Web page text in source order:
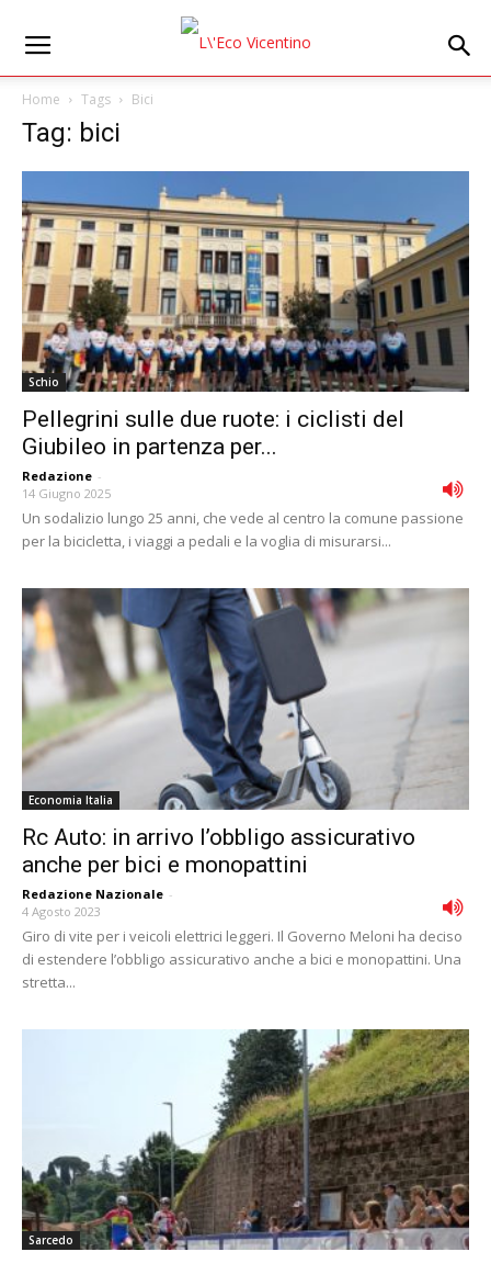
Home Tags Bici
Tag: bici
Schio
Pellegrini sulle due ruote: i ciclisti del
Giubileo in partenza per...
Redazione -
14 Giugno 2025
Un sodalizio lungo 25 anni, che vede al centro la comune passione
per la bicicletta, i viaggi a pedali e la voglia di misurarsi...
Economia Italia
Rc Auto: in arrivo l’obbligo assicurativo
anche per bici e monopattini
Redazione Nazionale -
4 Agosto 2023
Giro di vite per i veicoli elettrici leggeri. Il Governo Meloni ha deciso
di estendere l’obbligo assicurativo anche a bici e monopattini. Una
stretta...
Sarcedo